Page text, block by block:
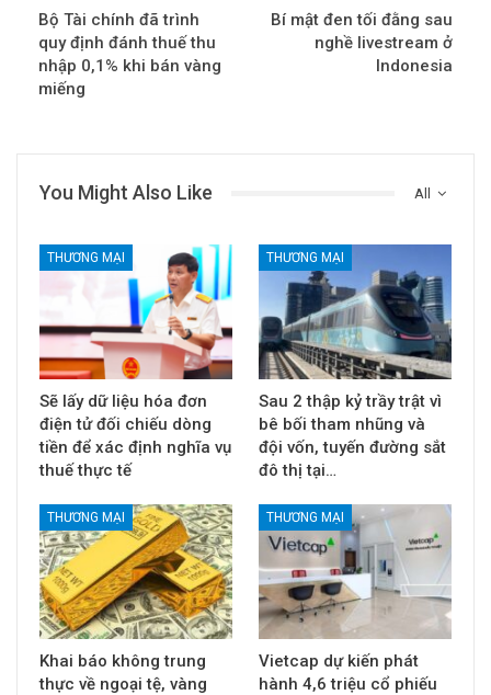
Bộ Tài chính đã trình
quy định đánh thuế thu
nhập 0,1% khi bán vàng
miếng
Bí mật đen tối đằng sau
nghề livestream ở
Indonesia
All
You Might Also Like
THƯƠNG MẠI
Sẽ lấy dữ liệu hóa đơn
điện tử đối chiếu dòng
tiền để xác định nghĩa vụ
thuế thực tế
THƯƠNG MẠI
Sau 2 thập kỷ trầy trật vì
bê bối tham nhũng và
đội vốn, tuyến đường sắt
đô thị tại…
THƯƠNG MẠI
Khai báo không trung
thực về ngoại tệ, vàng
THƯƠNG MẠI
Vietcap dự kiến phát
hành 4,6 triệu cổ phiếu